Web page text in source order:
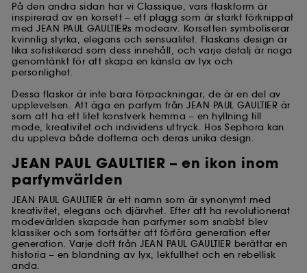
På den andra sidan har vi Classique, vars flaskform är
inspirerad av en korsett – ett plagg som är starkt förknippat
med JEAN PAUL GAULTIERs modearv. Korsetten symboliserar
kvinnlig styrka, elegans och sensualitet. Flaskans design är
lika sofistikerad som dess innehåll, och varje detalj är noga
genomtänkt för att skapa en känsla av lyx och
personlighet.
Dessa flaskor är inte bara förpackningar; de är en del av
upplevelsen. Att äga en parfym från JEAN PAUL GAULTIER är
som att ha ett litet konstverk hemma – en hyllning till
mode, kreativitet och individens uttryck. Hos Sephora kan
du uppleva både dofterna och deras unika design.
JEAN PAUL GAULTIER – en ikon inom
parfymvärlden
JEAN PAUL GAULTIER är ett namn som är synonymt med
kreativitet, elegans och djärvhet. Efter att ha revolutionerat
modevärlden skapade han parfymer som snabbt blev
klassiker och som fortsätter att förföra generation efter
generation. Varje doft från JEAN PAUL GAULTIER berättar en
historia – en blandning av lyx, lekfullhet och en rebellisk
anda.